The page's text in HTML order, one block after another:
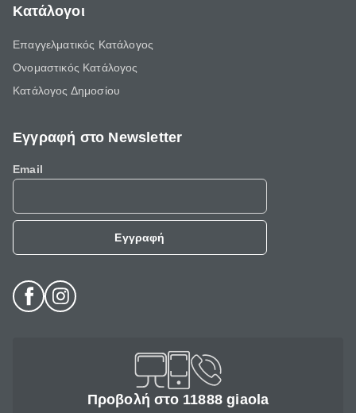
Κατάλογοι
Επαγγελματικός Κατάλογος
Ονομαστικός Κατάλογος
Κατάλογος Δημοσίου
Εγγραφή στο Newsletter
Email
Εγγραφή
Προβολή στο 11888 giaola